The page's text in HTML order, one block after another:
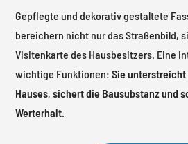
Gepflegte und dekorativ gestaltete
bereichern nicht nur das Straßenbild,
Visitenkarte des Hausbesitzers. Eine
wichtige Funktionen:Sie unterstreicht
Hauses, sichert die Bausubstanz und
Werterhalt.